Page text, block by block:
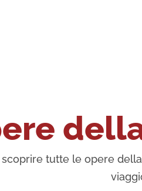
tutte le opere